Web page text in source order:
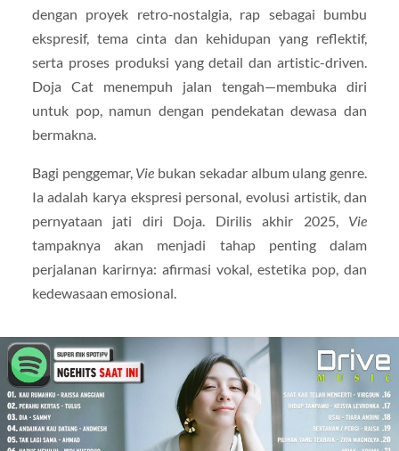
dengan proyek retro‑nostalgia, rap sebagai bumbu
ekspresif, tema cinta dan kehidupan yang reflektif,
serta proses produksi yang detail dan artistic-driven.
Doja Cat menempuh jalan tengah—membuka diri
untuk pop, namun dengan pendekatan dewasa dan
bermakna.
Bagi penggemar, Vie bukan sekadar album ulang genre.
Ia adalah karya ekspresi personal, evolusi artistik, dan
pernyataan jati diri Doja. Dirilis akhir 2025, Vie
tampaknya akan menjadi tahap penting dalam
perjalanan karirnya: afirmasi vokal, estetika pop, dan
kedewasaan emosional.